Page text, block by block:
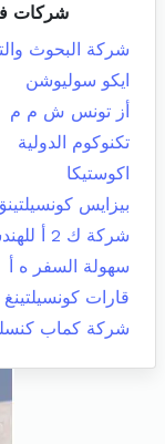
شركات
شركة البحوث
ايكو سوليوشن
أز تونس ش م م
تكنوكوم الدولية
اكوستيكا
بيزايس
شركة ك 2 أ للهندسة
سهولة السفر ه أ
قارات
شركة كماب